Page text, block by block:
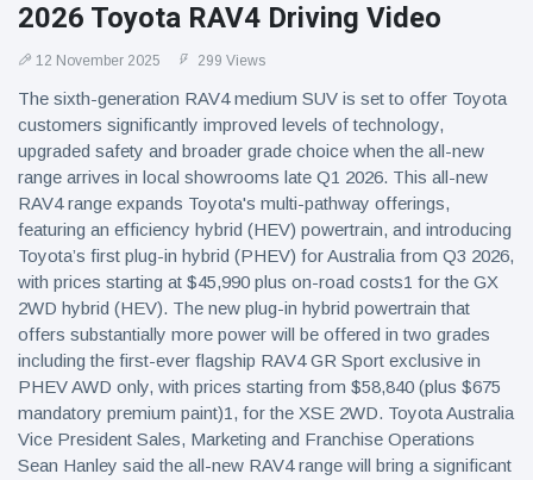
2026 Toyota RAV4 Driving Video
12 November 2025 299 Views
The sixth-generation RAV4 medium SUV is set to offer Toyota
customers significantly improved levels of technology,
upgraded safety and broader grade choice when the all-new
range arrives in local showrooms late Q1 2026. This all-new
RAV4 range expands Toyota's multi-pathway offerings,
featuring an efficiency hybrid (HEV) powertrain, and introducing
Toyota’s first plug-in hybrid (PHEV) for Australia from Q3 2026,
with prices starting at $45,990 plus on-road costs1 for the GX
2WD hybrid (HEV). The new plug-in hybrid powertrain that
offers substantially more power will be offered in two grades
including the first-ever flagship RAV4 GR Sport exclusive in
PHEV AWD only, with prices starting from $58,840 (plus $675
mandatory premium paint)1, for the XSE 2WD. Toyota Australia
Vice President Sales, Marketing and Franchise Operations
Sean Hanley said the all-new RAV4 range will bring a significant